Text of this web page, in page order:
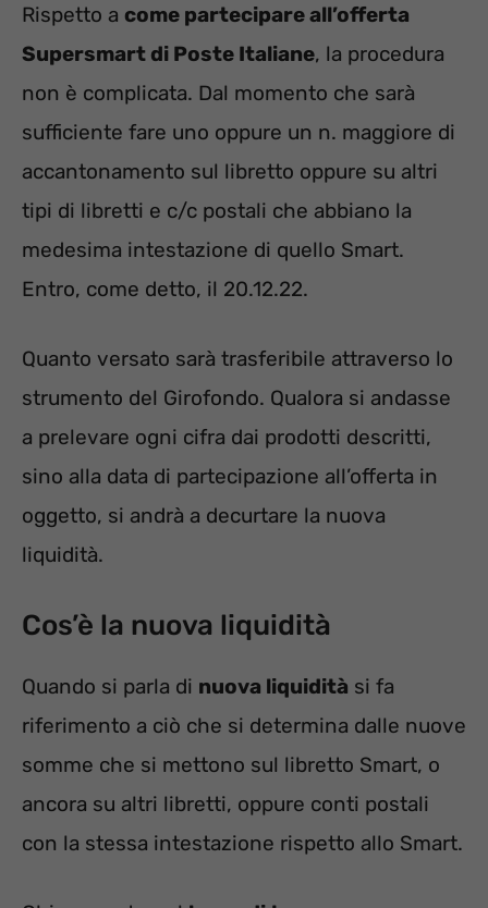
Rispetto a come partecipare all’offerta
Supersmart di Poste Italiane, la procedura
non è complicata. Dal momento che sarà
sufficiente fare uno oppure un n. maggiore di
accantonamento sul libretto oppure su altri
tipi di libretti e c/c postali che abbiano la
medesima intestazione di quello Smart.
Entro, come detto, il 20.12.22.
Quanto versato sarà trasferibile attraverso lo
strumento del Girofondo. Qualora si andasse
a prelevare ogni cifra dai prodotti descritti,
sino alla data di partecipazione all’offerta in
oggetto, si andrà a decurtare la nuova
liquidità.
Cos’è la nuova liquidità
Quando si parla di nuova liquidità si fa
riferimento a ciò che si determina dalle nuove
somme che si mettono sul libretto Smart, o
ancora su altri libretti, oppure conti postali
con la stessa intestazione rispetto allo Smart.